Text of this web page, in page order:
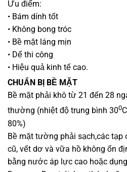
Ưu điểm:
• Bám dính tốt
• Không bong tróc
• Bề mặt láng mịn
• Dể thi công
• Hiệu quả kinh tế cao.
CHUẨN BỊ BỀ MẶT
Bề mặt phải khô từ 21 đến 28
thường (nhiệt độ trung bình 300
80%)
Bề mặt tường phải sạch,các tạp
cũ, vết dơ và vữa hồ không ổn
bằng nước áp lực cao hoặc